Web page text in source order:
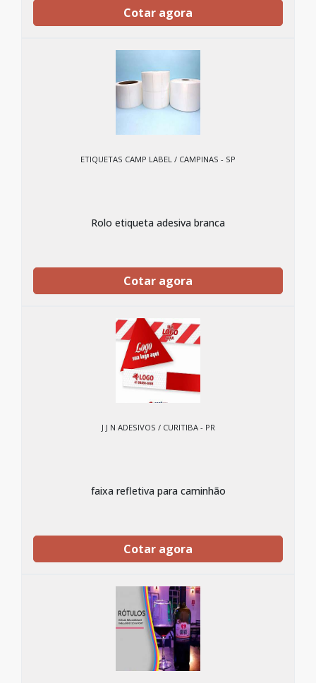
Cotar agora
ETIQUETAS CAMP LABEL / CAMPINAS - SP
Rolo etiqueta adesiva branca
Cotar agora
J J N ADESIVOS / CURITIBA - PR
faixa refletiva para caminhão
Cotar agora